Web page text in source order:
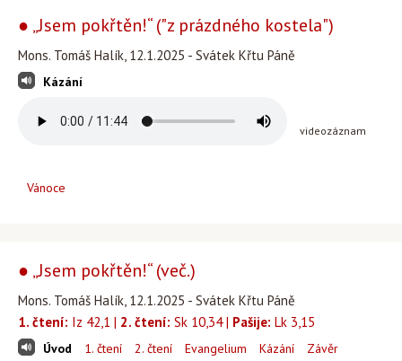
● „Jsem pokřtěn!“ ("z prázdného kostela")
Mons. Tomáš Halík, 12.1.2025 - Svátek Křtu Páně
Kázání
videozáznam
Vánoce
● „Jsem pokřtěn!“ (več.)
Mons. Tomáš Halík, 12.1.2025 - Svátek Křtu Páně
1. čtení: Iz 42,1 | 2. čtení: Sk 10,34 | Pašije: Lk 3,15
Úvod 1. čtení 2. čtení Evangelium Kázání Závěr